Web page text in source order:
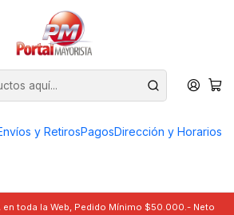
y RetirosPagosDirección y Horarios
en toda la Web, Pedido Mínimo $50.000.- Neto